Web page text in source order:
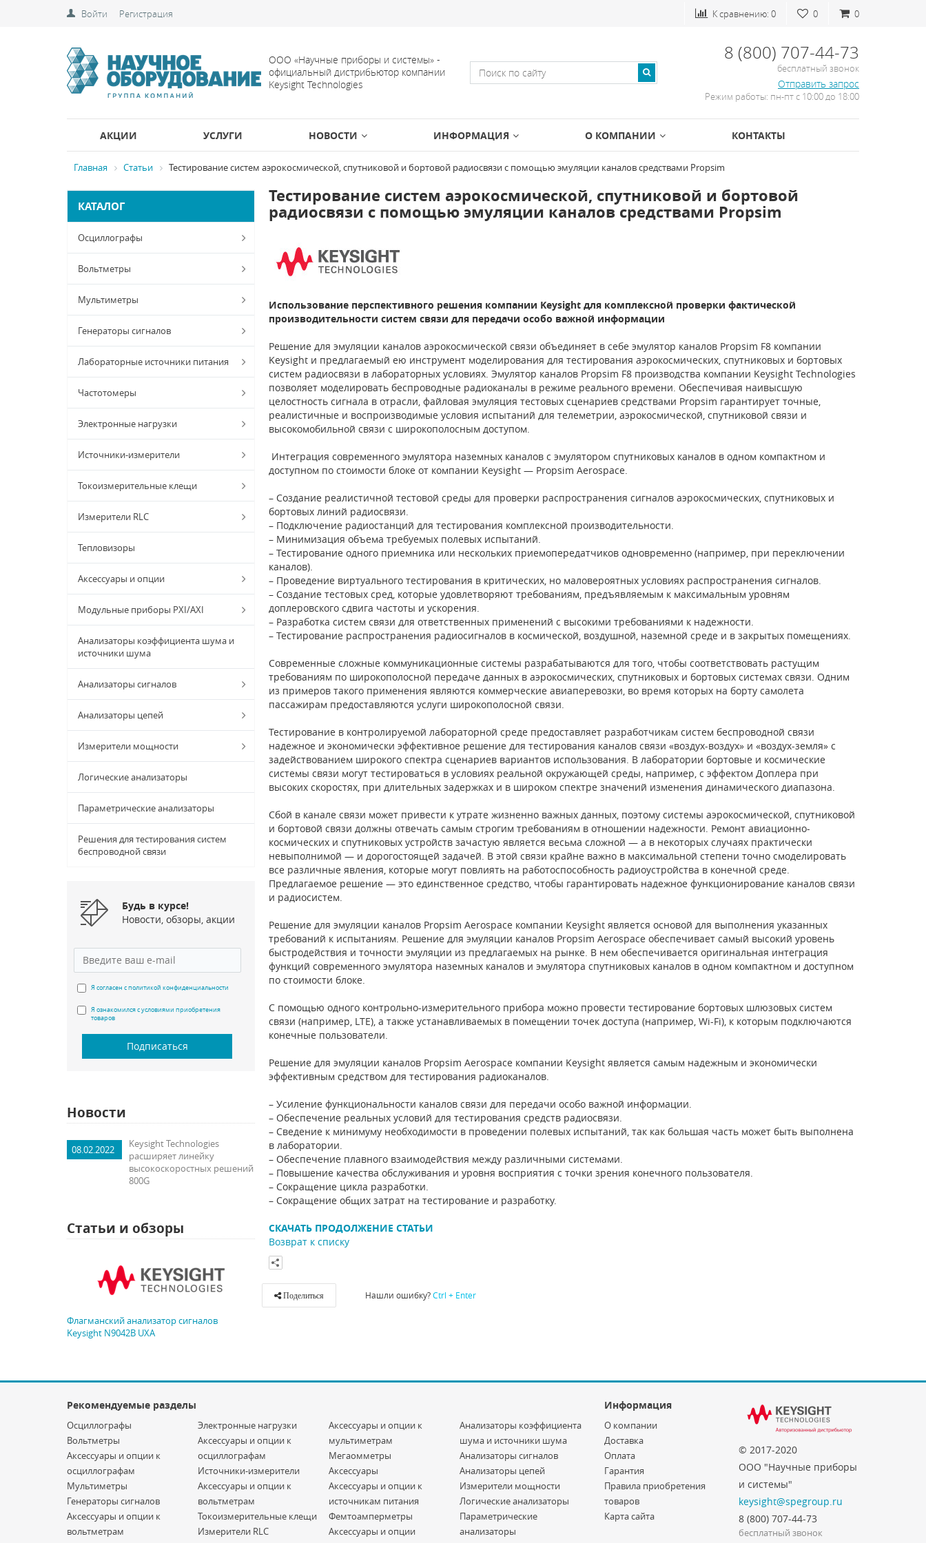
Войти Регистрация 0
0
К сравнению: 0
ООО «Научные приборы и системы» -
официальный дистрибьютор компании
Keysight Technologies
8 (800) 707-44-73
бесплатный звонок
Отправить запрос
Режим работы: пн-пт с 10:00 до 18:00
АКЦИИ УСЛУГИ НОВОСТИ ИНФОРМАЦИЯ О КОМПАНИИ КОНТАКТЫ
Главная Статьи Тестирование систем аэрокосмической, спутниковой и бортовой радиосвязи с помощью эмуляции каналов средствами Propsim
КАТАЛОГ
Осциллографы
Вольтметры
Мультиметры
Генераторы сигналов
Лабораторные источники питания
Частотомеры
Электронные нагрузки
Источники-измерители
Токоизмерительные клещи
Измерители RLC
Тепловизоры
Аксессуары и опции
Модульные приборы PXI/AXI
Анализаторы коэффициента шума и
источники шума
Анализаторы сигналов
Анализаторы цепей
Измерители мощности
Логические анализаторы
Параметрические анализаторы
Решения для тестирования систем
беспроводной связи
Будь в курсе!
Новости, обзоры, акции
Я согласен с политикой конфиденциальности
Я ознакомился с условиями приобретения
товаров
Подписаться
Новости
08.02.2022
Keysight Technologies
расширяет линейку
высокоскоростных решений
800G
Статьи и обзоры
Флагманский анализатор сигналов
Keysight N9042B UXA
Тестирование систем аэрокосмической, спутниковой и бортовой
радиосвязи с помощью эмуляции каналов средствами Propsim
Использование перспективного решения компании Keysight для комплексной проверки фактической
производительности систем связи для передачи особо важной информации
Решение для эмуляции каналов аэрокосмической связи объединяет в себе эмулятор каналов Propsim F8 компании
Keysight и предлагаемый ею инструмент моделирования для тестирования аэрокосмических, спутниковых и бортовых
систем радиосвязи в лабораторных условиях. Эмулятор каналов Propsim F8 производства компании Keysight Technologies
позволяет моделировать беспроводные радиоканалы в режиме реального времени. Обеспечивая наивысшую
целостность сигнала в отрасли, файловая эмуляция тестовых сценариев средствами Propsim гарантирует точные,
реалистичные и воспроизводимые условия испытаний для телеметрии, аэрокосмической, спутниковой связи и
высокомобильной связи с широкополосным доступом.
Интеграция современного эмулятора наземных каналов с эмулятором спутниковых каналов в одном компактном и
доступном по стоимости блоке от компании Keysight — Propsim Aerospace.
– Создание реалистичной тестовой среды для проверки распространения сигналов аэрокосмических, спутниковых и
бортовых линий радиосвязи.
– Подключение радиостанций для тестирования комплексной производительности.
– Минимизация объема требуемых полевых испытаний.
– Тестирование одного приемника или нескольких приемопередатчиков одновременно (например, при переключении
каналов).
– Проведение виртуального тестирования в критических, но маловероятных условиях распространения сигналов.
– Создание тестовых сред, которые удовлетворяют требованиям, предъявляемым к максимальным уровням
доплеровского сдвига частоты и ускорения.
– Разработка систем связи для ответственных применений с высокими требованиями к надежности.
– Тестирование распространения радиосигналов в космической, воздушной, наземной среде и в закрытых помещениях.
Современные сложные коммуникационные системы разрабатываются для того, чтобы соответствовать растущим
требованиям по широкополосной передаче данных в аэрокосмических, спутниковых и бортовых системах связи. Одним
из примеров такого применения являются коммерческие авиаперевозки, во время которых на борту самолета
пассажирам предоставляются услуги широкополосной связи.
Тестирование в контролируемой лабораторной среде предоставляет разработчикам систем беспроводной связи
надежное и экономически эффективное решение для тестирования каналов связи «воздух-воздух» и «воздух-земля» с
задействованием широкого спектра сценариев вариантов использования. В лаборатории бортовые и космические
системы связи могут тестироваться в условиях реальной окружающей среды, например, с эффектом Доплера при
высоких скоростях, при длительных задержках и в широком спектре значений изменения динамического диапазона.
Сбой в канале связи может привести к утрате жизненно важных данных, поэтому системы аэрокосмической, спутниковой
и бортовой связи должны отвечать самым строгим требованиям в отношении надежности. Ремонт авиационно-
космических и спутниковых устройств зачастую является весьма сложной — а в некоторых случаях практически
невыполнимой — и дорогостоящей задачей. В этой связи крайне важно в максимальной степени точно смоделировать
все различные явления, которые могут повлиять на работоспособность радиоустройства в конечной среде.
Предлагаемое решение — это единственное средство, чтобы гарантировать надежное функционирование каналов связи
и радиосистем.
Решение для эмуляции каналов Propsim Aerospace компании Keysight является основой для выполнения указанных
требований к испытаниям. Решение для эмуляции каналов Propsim Aerospace обеспечивает самый высокий уровень
быстродействия и точности эмуляции из предлагаемых на рынке. В нем обеспечивается оригинальная интеграция
функций современного эмулятора наземных каналов и эмулятора спутниковых каналов в одном компактном и доступном
по стоимости блоке.
С помощью одного контрольно-измерительного прибора можно провести тестирование бортовых шлюзовых систем
связи (например, LTE), а также устанавливаемых в помещении точек доступа (например, Wi-Fi), к которым подключаются
конечные пользователи.
Решение для эмуляции каналов Propsim Aerospace компании Keysight является самым надежным и экономически
эффективным средством для тестирования радиоканалов.
– Усиление функциональности каналов связи для передачи особо важной информации.
– Обеспечение реальных условий для тестирования средств радиосвязи.
– Сведение к минимуму необходимости в проведении полевых испытаний, так как большая часть может быть выполнена
в лаборатории.
– Обеспечение плавного взаимодействия между различными системами.
– Повышение качества обслуживания и уровня восприятия с точки зрения конечного пользователя.
– Сокращение цикла разработки.
– Сокращение общих затрат на тестирование и разработку.
СКАЧАТЬ ПРОДОЛЖЕНИЕ СТАТЬИ
Возврат к списку
Поделиться Нашли ошибку?Ctrl + Enter
Рекомендуемые разделы Информация
© 2017-2020
ООО "Научные приборы
и системы"
keysight@spegroup.ru
8 (800) 707-44-73
бесплатный звонок
Осциллографы
Вольтметры
Аксессуары и опции к
осциллографам
Мультиметры
Генераторы сигналов
Аксессуары и опции к
вольтметрам
Электронные нагрузки
Аксессуары и опции к
осциллографам
Источники-измерители
Аксессуары и опции к
вольтметрам
Токоизмерительные клещи
Измерители RLC
Аксессуары и опции к
мультиметрам
Мегаомметры
Аксессуары
Аксессуары и опции к
источникам питания
Фемтоамперметры
Аксессуары и опции
Анализаторы коэффициента
шума и источники шума
Анализаторы сигналов
Анализаторы цепей
Измерители мощности
Логические анализаторы
Параметрические
анализаторы
О компании
Доставка
Оплата
Гарантия
Правила приобретения
товаров
Карта сайта